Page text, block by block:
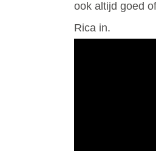
ook altijd goed
Rica in.